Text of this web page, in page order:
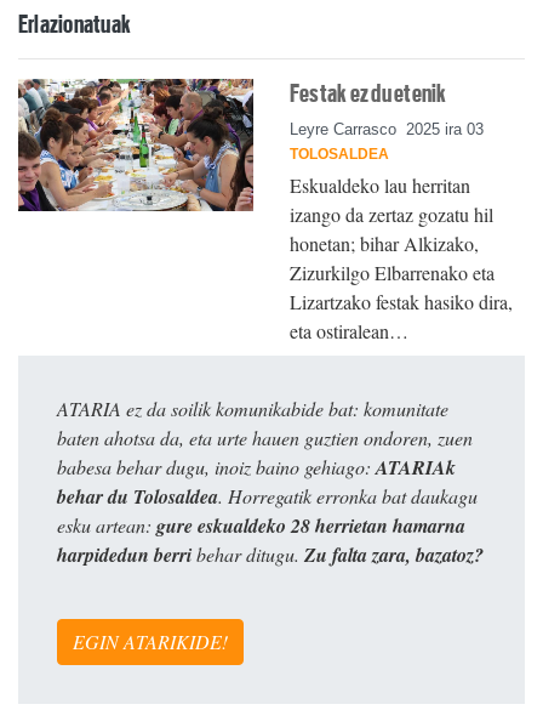
Erlazionatuak
Festak ez du etenik
Leyre Carrasco 2025 ira 03
TOLOSALDEA
Eskualdeko lau herritan
izango da zertaz gozatu hil
honetan; bihar Alkizako,
Zizurkilgo Elbarrenako eta
Lizartzako festak hasiko dira,
eta ostiralean…
ATARIA ez da soilik komunikabide bat: komunitate
baten ahotsa da, eta urte hauen guztien ondoren, zuen
babesa behar dugu, inoiz baino gehiago: ATARIAk
behar du Tolosaldea. Horregatik erronka bat daukagu
esku artean: gure eskualdeko 28 herrietan hamarna
harpidedun berribehar ditugu. Zu falta zara, bazatoz?
EGIN ATARIKIDE!